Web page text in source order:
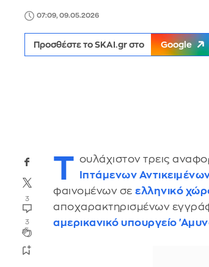
07:09, 09.05.2026
Προσθέστε το SKAI.gr στο Google
3
3
Τ ουλάχιστον τρεις
Ιπτάμενων
φαινομένων σεελληνικό
αποχαρακτηρισμένων
αμερικανικό υπουργείο